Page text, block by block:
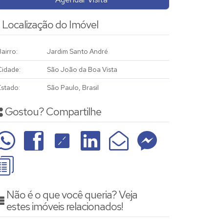
Localização do Imóvel
Jardim Santo André
São João da Boa Vista
São Paulo, Brasil
Gostou? Compartilhe
Não é o que você queria? Veja
estes imóveis relacionados!